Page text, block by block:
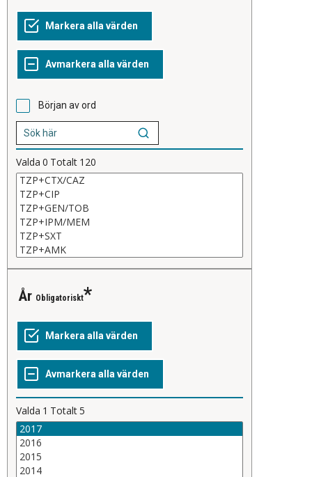
Början av ord
Valda 0 Totalt 120
År Obligatoriskt
Valda 1 Totalt5